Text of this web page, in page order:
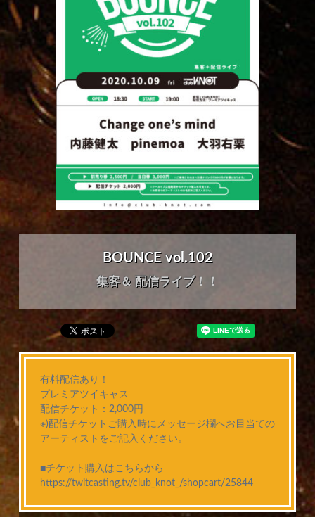
BOUNCE vol.102
集客＆ 配信ライブ！！
有料配信あり！
プレミアツイキャス
配信チケット：2,000円
※)配信チケットご購入時にメッセージ欄へお目当ての
アーティストをご記入ください。
■チケット購入はこちらから
https://twitcasting.tv/club_knot_/shopcart/25844